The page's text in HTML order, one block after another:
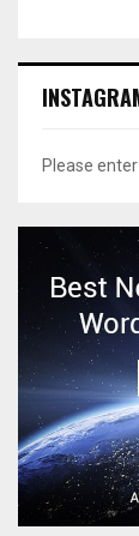
Please